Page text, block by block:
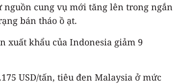
cung vụ mới tăng lên trong ngắn
bán tháo ồ ạt.
xuất khẩu của Indonesia giảm 9
USD/tấn, tiêu đen Malaysia ở mức